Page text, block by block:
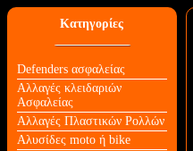
Κατηγορίες
Defenders ασφαλείας
Αλλαγές κλειδαριών
Aσφαλείας
Αλλαγές Πλαστικών Ρολλών
Αλυσίδες moto ή bike